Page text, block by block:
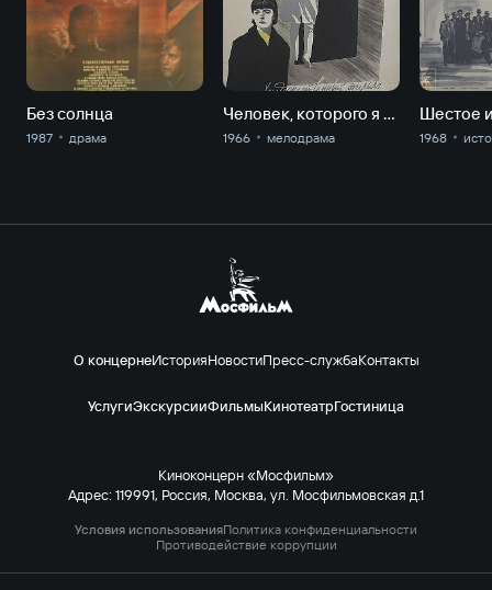
Без солнца
1987 драма
Человек, которого я люблю
1966 мелодрама
Шестое
1968
О концернеИсторияНовостиПресс-службаКонтакты
УслугиЭкскурсииФильмыКинотеатрГостиница
Киноконцерн «Мосфильм»
Адрес: 119991, Россия, Москва, ул. Мосфильмовская д.1
Условия использованияПолитика конфиденциальности
Противодействие коррупции